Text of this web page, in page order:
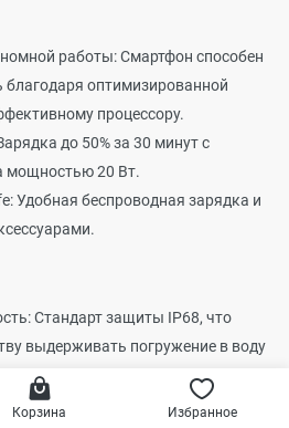
Корзина Избранное
работы: Смартфон способен
благодаря оптимизированной
процессору.
до 50% за 30 минут с
мощностью 20 Вт.
Удобная беспроводная зарядка и
Стандарт защиты IP68, что
выдерживать погружение в воду
на протяжении 30 минут.
распознавания лиц для